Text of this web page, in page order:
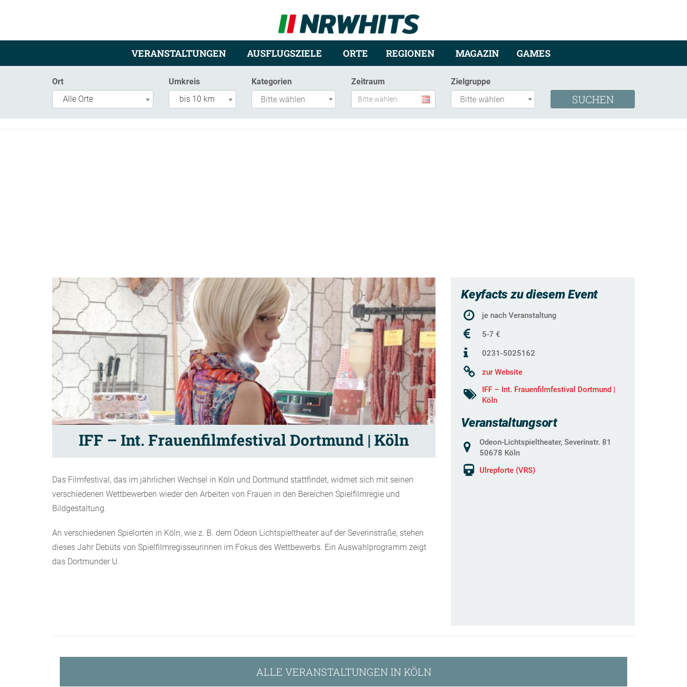
VERANSTALTUNGEN AUSFLUGSZIELE ORTE REGIONEN MAGAZIN GAMES
Ort
Alle Orte
Umkreis
bis 10 km
Kategorien Zeitraum Zielgruppe
Catrine Val
IFF – Int. Frauenfilmfestival Dortmund | Köln
Das Filmfestival, das im jährlichen Wechsel in Köln und Dortmund stattfindet, widmet sich mit seinen
verschiedenen Wettbewerben wieder den Arbeiten von Frauen in den Bereichen Spielfilmregie und
Bildgestaltung.
An verschiedenen Spielorten in Köln, wie z. B. dem Odeon Lichtspieltheater auf der Severinstraße, stehen
dieses Jahr Debüts von Spielfilmregisseurinnen im Fokus des Wettbewerbs. Ein Auswahlprogramm zeigt
das Dortmunder U.
Keyfacts zu diesem Event
je nach Veranstaltung
5-7 €
0231-5025162
zur Website
IFF – Int. Frauenfilmfestival Dortmund |
Köln
Veranstaltungsort
Odeon-Lichtspieltheater, Severinstr. 81
50678 Köln
Ulrepforte (VRS)
ALLE VERANSTALTUNGEN IN KÖLN